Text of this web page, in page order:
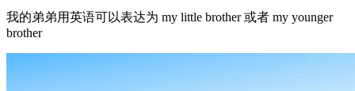
我的弟弟用英语可以表达为 my little brother 或者 my younger
brother